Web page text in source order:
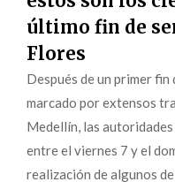
último fin de
Flores
Después de un primer fin
marcado por extensos
Medellín, las
entre el viernes 7 y el
realización de algunos